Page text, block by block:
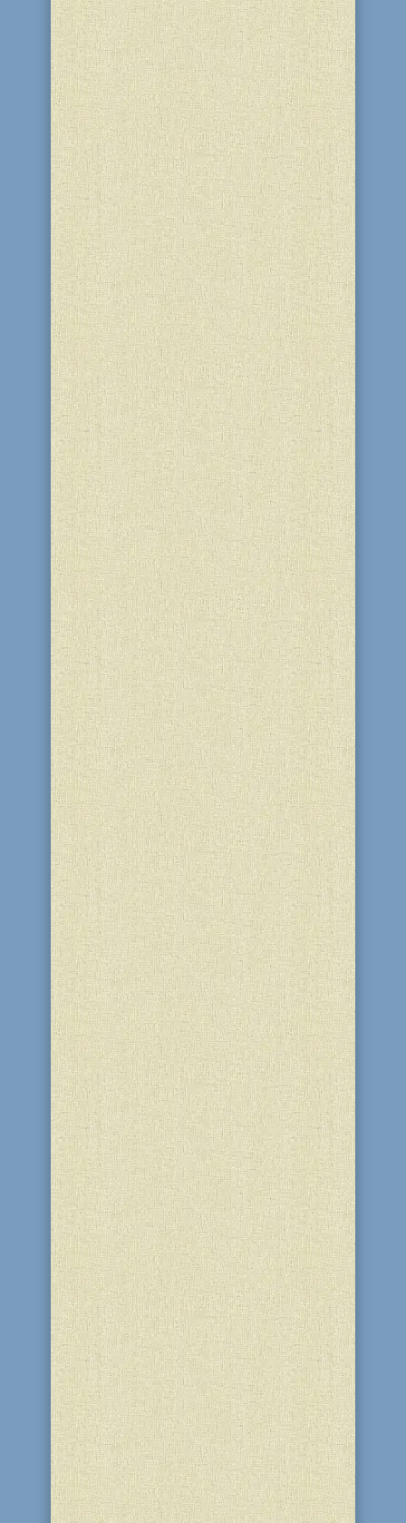
синагозі "Бейт Реувен" (м. Кам'янське)
посланниця Любавичського Ребе в
нашому місті Лілах Цопа для жінок-
учасниць програми “Золотий вік”
провела духовний урок за книгою
"Тора". Темою уроку були тижнева...
14 травня в нашій державі
відзначають День пам'яті українців,
які рятували євреїв під час Другої
світової війни. Цю дату було
встановлено Постановою Верховної
Ради України у 2021 році на знак
поваги до українських Праведників
народів світу та інших рятівників
євреїв,...
26 Іяра 5786 (13 травня 2026) у
благодійному центрі "Бейт Барух" і
синагозі "Бейт Реувен" (м. Кам'янське)
ребецн Діна Стамблер для жінок
Міжнародного освітнього проєкту
"Колель Тора" провела духовний урок
за книгою "Тора". Темою уроку стала
тижнева глава “Бамідбар”....
25-26 Іяра 5786 (12-13 травня 2026)
гість із Києва, ексучасник шоу “Мінора”
Костянтин Чепелєв, провів для учнів